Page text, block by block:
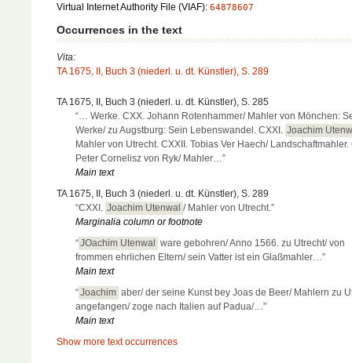
Virtual Internet Authority File (VIAF): 64878607
Occurrences in the text
Vita:
TA 1675, II, Buch 3 (niederl. u. dt. Künstler), S. 289
TA 1675, II, Buch 3 (niederl. u. dt. Künstler), S. 285
“… Werke. CXX. Johann Rotenhammer/ Mahler von Mönchen:
Werke/ zu Augstburg: Sein Lebenswandel. CXXI. Joachim
Mahler von Utrecht. CXXII. Tobias Ver Haech/ Landschaftmahler.
Peter Cornelisz von Ryk/ Mahler…”
Main text
TA 1675, II, Buch 3 (niederl. u. dt. Künstler), S. 289
“CXXI. Joachim Utenwal / Mahler von Utrecht.”
Marginalia column or footnote
“JOachim Utenwal
ware gebohren/ Anno 1566. zu Utrecht/ von
frommen ehrlichen Eltern/ sein Vatter ist ein Glaßmahler…”
Main text
“Joachim aber/ der seine Kunst bey Joas de Beer/ Mahlern zu
angefangen/ zoge nach Italien auf Padua/…”
Main text
Show more text occurrences